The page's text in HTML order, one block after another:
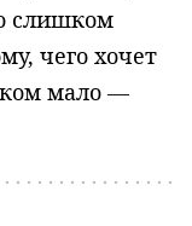
слишком
чего хочет
мало —